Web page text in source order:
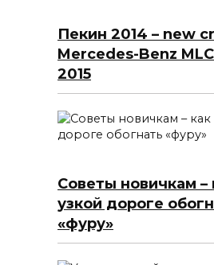
Пекин 2014 – new
Mercedes-Benz
2015
Советы новичкам –
узкой дороге
«фуру»